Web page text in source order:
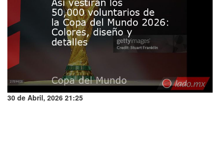
30 de Abril, 2026 21:25